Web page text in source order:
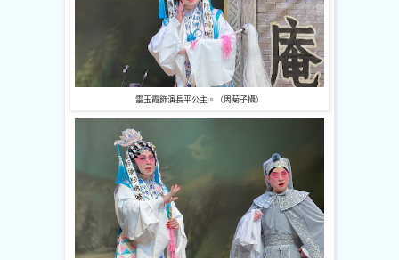
雷玉霞飾演長平公主。（周菊子攝）